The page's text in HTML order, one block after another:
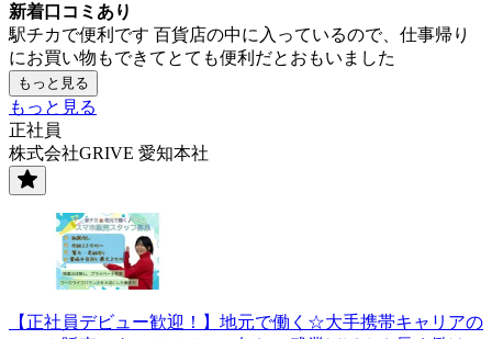
新着口コミあり
駅チカで便利です 百貨店の中に入っているので、仕事帰り
にお買い物もできてとても便利だとおもいました
もっと見る
もっと見る
正社員
株式会社GRIVE 愛知本社
【正社員デビュー歓迎！】地元で働く☆大手携帯キャリアの